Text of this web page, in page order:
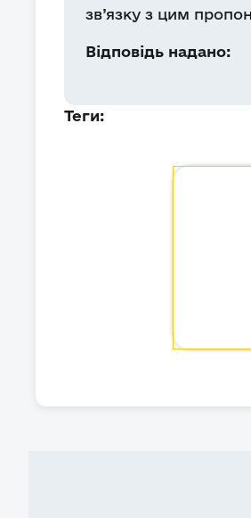
зв’язку з цим
Відповідь надано:
Теги: